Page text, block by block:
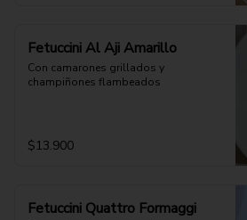
Fetuccini Al Aji Amarillo
Con camarones grillados y
champiñones flambeados
$13.900
Fetuccini Quattro Formaggi